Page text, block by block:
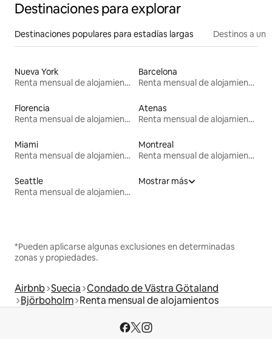
Destinaciones para explorar
Destinaciones populares para estadías largas Destinos a un
Nueva York
Renta mensual de alojamientos
Barcelona
Renta mensual de alojamientos
Florencia
Renta mensual de alojamientos
Atenas
Renta mensual de alojamientos
Miami
Renta mensual de alojamientos
Montreal
Renta mensual de alojamientos
Seattle
Renta mensual de alojamientos
Mostrar más
*Pueden aplicarse algunas exclusiones en determinadas
zonas y propiedades.
Airbnb Suecia Condado de Västra Götaland
Björboholm Renta mensual de alojamientos